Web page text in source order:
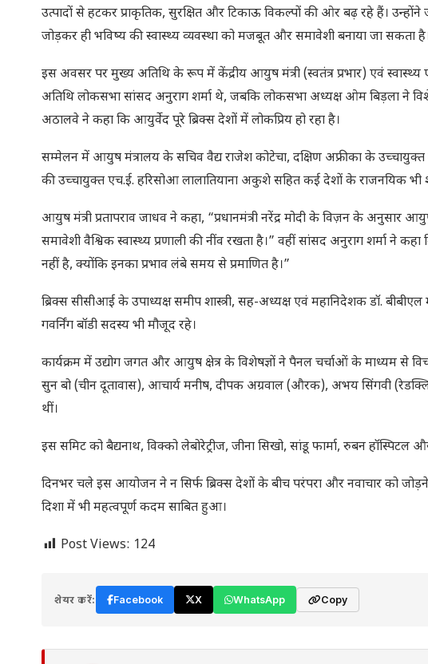
उत्पादों से हटकर प्राकृतिक, सुरक्षित और टिकाऊ विकल्पों की ओर बढ़ रहे हैं।
जोड़कर ही भविष्य की स्वास्थ्य व्यवस्था को मजबूत और समावेशी बनाया जा सकता
इस अवसर पर मुख्य अतिथि के रूप में केंद्रीय आयुष मंत्री (स्वतंत्र प्रभार) एवं स्वास्थ्य
अतिथि लोकसभा सांसद अनुराग शर्मा थे, जबकि लोकसभा अध्यक्ष ओम बिड़ला ने
अठालवे ने कहा कि आयुर्वेद पूरे ब्रिक्स देशों में लोकप्रिय हो रहा है।
सम्मेलन में आयुष मंत्रालय के सचिव वैद्य राजेश कोटेचा, दक्षिण अफ्रीका के
की उच्चायुक्त एच.ई. हरिसोआ लालातियाना अकुशे सहित कई देशों के राजनयिक भी
आयुष मंत्री प्रतापराव जाधव ने कहा, “प्रधानमंत्री नरेंद्र मोदी के विज़न के अनुसार
समावेशी वैश्विक स्वास्थ्य प्रणाली की नींव रखता है।” वहीं सांसद अनुराग शर्मा ने
नहीं है, क्योंकि इनका प्रभाव लंबे समय से प्रमाणित है।”
ब्रिक्स सीसीआई के उपाध्यक्ष समीप शास्त्री, सह-अध्यक्ष एवं महानिदेशक डॉ.
गवर्निंग बॉडी सदस्य भी मौजूद रहे।
कार्यक्रम में उद्योग जगत और आयुष क्षेत्र के विशेषज्ञों ने पैनल चर्चाओं के माध्यम से
सुन बो (चीन दूतावास), आचार्य मनीष, दीपक अग्रवाल (औरक), अभय सिंगवी
थीं।
इस समिट को बैद्यनाथ, विक्को लेबोरेट्रीज, जीना सिखो, सांडू फार्मा, रुबन
दिनभर चले इस आयोजन ने न सिर्फ ब्रिक्स देशों के बीच परंपरा और नवाचार को
दिशा में भी महत्वपूर्ण कदम साबित हुआ।
Post Views: 124
शेयर करें: Facebook X WhatsApp Copy